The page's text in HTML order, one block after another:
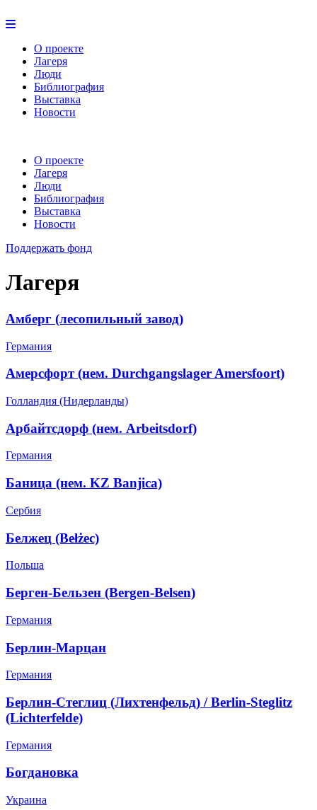
О проекте
Лагеря
Люди
Библиография
Выставка
Новости
О проекте
Лагеря
Люди
Библиография
Выставка
Новости
Поддержать фонд
Лагеря
Амберг (лесопильный завод)
Германия
Амерсфорт (нем. Durchgangslager Amersfoort)
Голландия (Нидерланды)
Арбайтсдорф (нем. Arbeitsdorf)
Германия
Баница (нем. KZ Banjica)
Сербия
Белжец (Bełżec)
Польша
Берген-Бельзен (Bergen-Belsen)
Германия
Берлин-Марцан
Германия
Берлин-Стеглиц (Лихтенфельд) / Berlin-Steglitz
(Lichterfelde)
Германия
Богдановка
Украина